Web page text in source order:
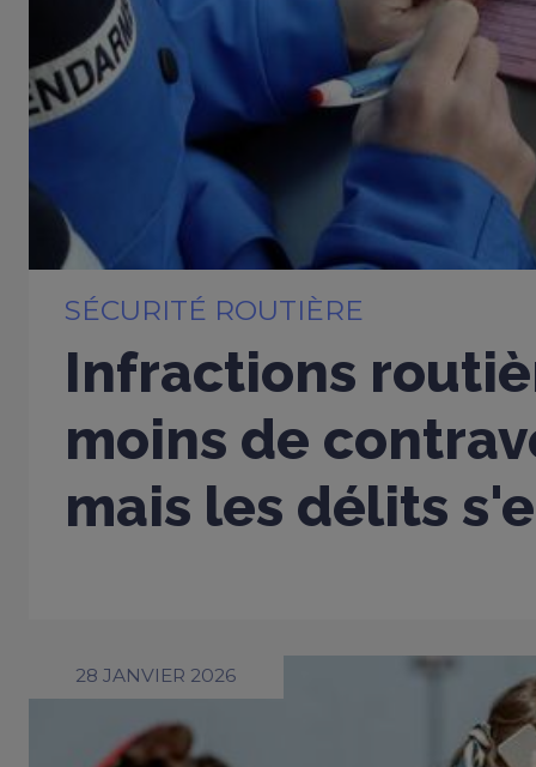
SÉCURITÉ ROUTIÈRE
Infractions
moins de
mais les délits
28 JANVIER 2026